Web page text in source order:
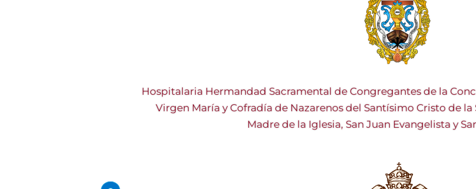
Hospitalaria Hermandad Sacramental de Congregantes de la
Virgen María y Cofradía de Nazarenos del Santísimo Cristo de la
Madre de la Iglesia, San Juan Evangelista y